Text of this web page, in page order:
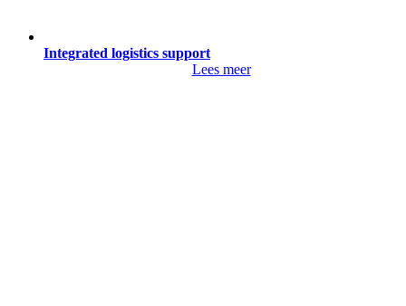
Integrated logistics support
Lees meer